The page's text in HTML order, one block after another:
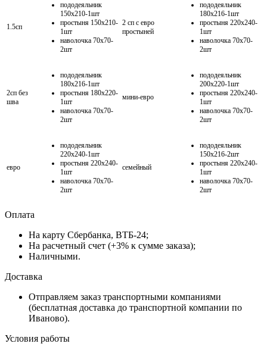
1.5сп
пододеяльник
150х210-1шт
простыня 150х210-
1шт
наволочка 70х70-
2шт
2 сп с евро
простыней
пододеяльник
180х216-1шт
простыня 220х240-
1шт
наволочка 70х70-
2шт
2сп без
шва
пододеяльник
180х216-1шт
простыня 180х220-
1шт
наволочка 70х70-
2шт
мини-евро
пододеяльник
200х220-1шт
простыня 220х240-
1шт
наволочка 70х70-
2шт
евро
пододеяльник
220х240-1шт
простыня 220х240-
1шт
наволочка 70х70-
2шт
семейный
пододеяльник
150х216-2шт
простыня 220х240-
1шт
наволочка 70х70-
2шт
Оплата
На карту Сбербанка, ВТБ-24;
На расчетный счет (+3% к сумме заказа);
Наличными.
Доставка
Отправляем заказ транспортными компаниями
(бесплатная доставка до транспортной компании по
Иваново).
Условия работы